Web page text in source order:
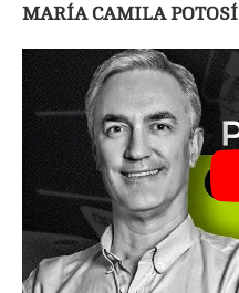
MARÍA CAMILA POTOSÍ